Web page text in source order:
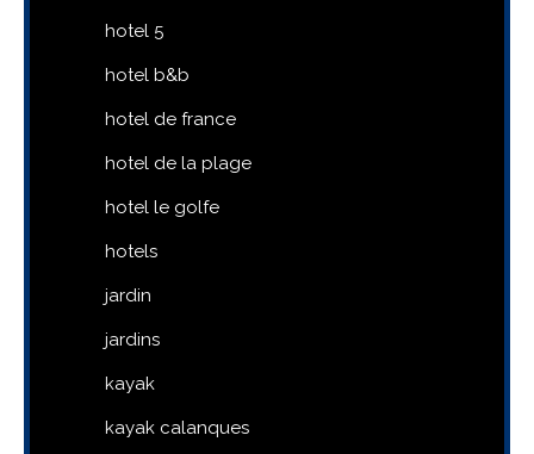
hotel 5
hotel b&b
hotel de france
hotel de la plage
hotel le golfe
hotels
jardin
jardins
kayak
kayak calanques